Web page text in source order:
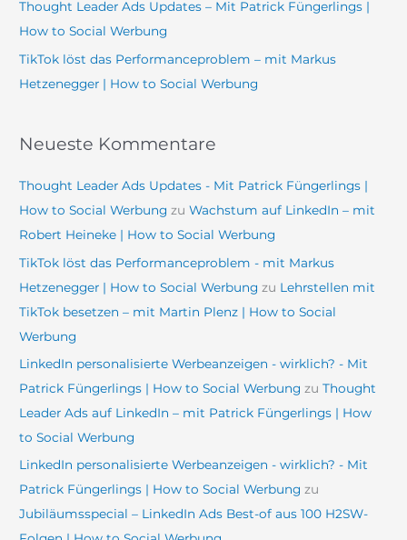
Thought Leader Ads Updates – Mit Patrick Füngerlings |
How to Social Werbung
TikTok löst das Performanceproblem – mit Markus
Hetzenegger | How to Social Werbung
Neueste Kommentare
Thought Leader Ads Updates - Mit Patrick Füngerlings |
How to Social Werbung zuWachstum auf LinkedIn – mit
Robert Heineke | How to Social Werbung
TikTok löst das Performanceproblem - mit Markus
Hetzenegger | How to Social Werbung zu Lehrstellen mit
TikTok besetzen – mit Martin Plenz | How to Social
Werbung
LinkedIn personalisierte Werbeanzeigen - wirklich? - Mit
Patrick Füngerlings | How to Social Werbung zuThought
Leader Ads auf LinkedIn – mit Patrick Füngerlings | How
to Social Werbung
LinkedIn personalisierte Werbeanzeigen - wirklich? - Mit
Patrick Füngerlings | How to Social Werbung zu
Jubiläumsspecial – LinkedIn Ads Best-of aus 100 H2SW-